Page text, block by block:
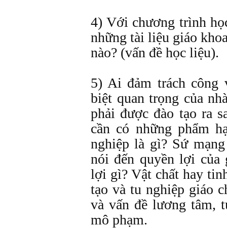
4) Với chương trình
những tài liệu giáo
nào? (vấn đề học liệu).
5) Ai đảm trách công
biệt quan trọng của
phải được đào tạo ra
cần có những phẩm
nghiệp là gì? Sứ
nói đến quyền lợi của
lợi gì? Vật chất hay
tạo và tu nghiệp giáo
và vấn đề lương tâm,
mô phạm.